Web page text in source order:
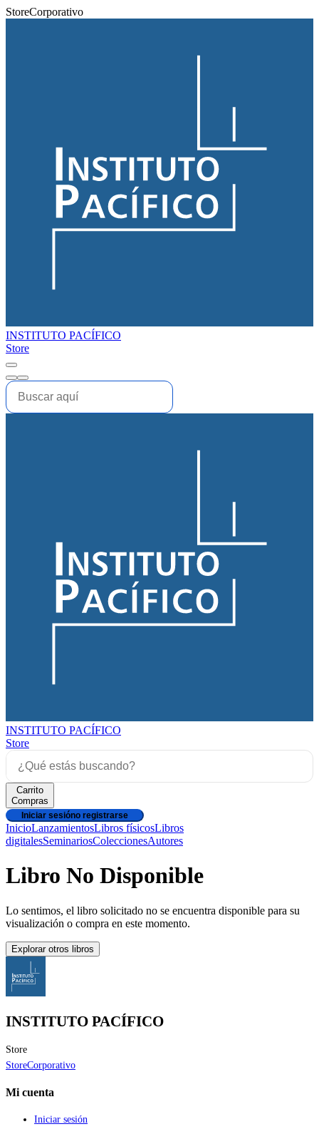
StoreCorporativo
INSTITUTO PACÍFICO
Store
INSTITUTO PACÍFICO
Store
Carrito
Compras
Iniciar sesióno registrarse
InicioLanzamientosLibros físicosLibros
digitalesSeminariosColeccionesAutores
Libro No Disponible
Lo sentimos, el libro solicitado no se encuentra disponible para su
visualización o compra en este momento.
Explorar otros libros
INSTITUTO PACÍFICO
Store
StoreCorporativo
Mi cuenta
Iniciar sesión